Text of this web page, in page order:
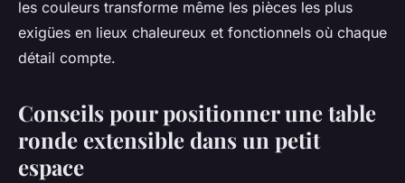
les couleurs transforme même les pièces les plus
exigües en lieux chaleureux et fonctionnels où chaque
détail compte.
Conseils pour positionner une table
ronde extensible dans un petit
espace